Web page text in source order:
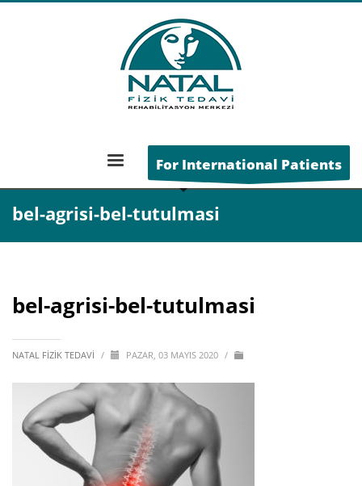
For International Patients
Eyvah Belim Tutuldu!
BEL-AGRISI-BEL-TUTULMASI
bel-agrisi-bel-tutulmasi
bel-agrisi-bel-tutulmasi
NATAL FIZIK TEDAVI / PAZAR, 03 MAYIS 2020 /